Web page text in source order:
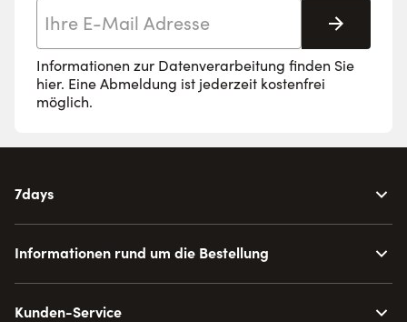
Informationen zur Datenverarbeitung finden Sie
hier. Eine Abmeldung ist jederzeit kostenfrei
möglich.
7days
Informationen rund um die Bestellung
Kunden-Service